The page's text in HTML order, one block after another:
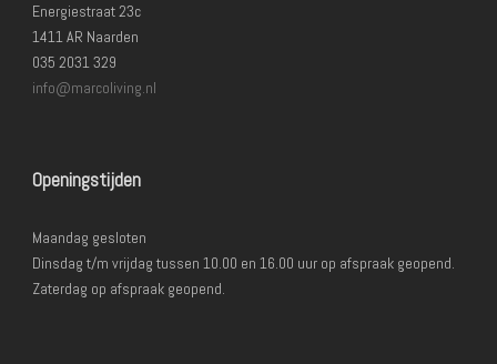
Energiestraat 23c
1411 AR Naarden
035 2031 329
info@marcoliving.nl
Openingstijden
Maandag gesloten
Dinsdag t/m vrijdag tussen 10.00 en 16.00 uur op afspraak geopend.
Zaterdag op afspraak geopend.